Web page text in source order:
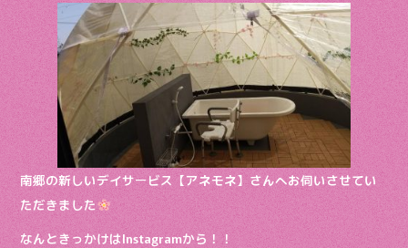
南郷の新しいデイサービス【アネモネ】さんへお伺いさせてい
ただきました
なんときっかけはInstagramから！！